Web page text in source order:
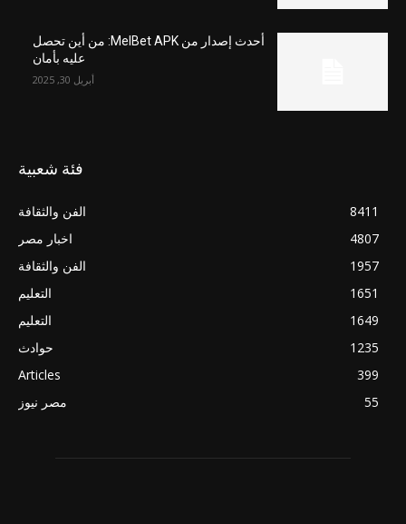
أحدث إصدار من MelBet APK: من أين تحصل
عليه بأمان
أبريل 30, 2025
فئة شعبية
الفن والثقافة
8411
اخبار مصر
4807
الفن والثقافة
1957
التعليم
1651
التعليم
1649
حوادث
1235
Articles
399
مصر نيوز
55